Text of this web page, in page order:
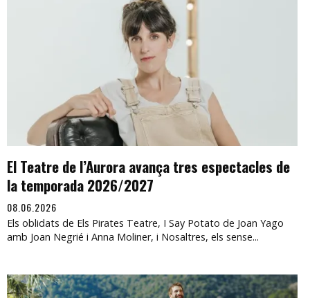
El Teatre de l’Aurora avança tres espectacles de
la temporada 2026/2027
08.06.2026
Els oblidats de Els Pirates Teatre, I Say Potato de Joan Yago
amb Joan Negrié i Anna Moliner, i Nosaltres, els sense...